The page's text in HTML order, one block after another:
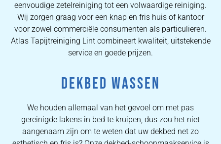
eenvoudige zetelreiniging tot een volwaardige reiniging.
Wij zorgen graag voor een knap en fris huis of kantoor
voor zowel commerciële consumenten als particulieren.
Atlas Tapijtreiniging Lint combineert kwaliteit, uitstekende
service en goede prijzen.
DEKBED WASSEN
We houden allemaal van het gevoel om met pas
gereinigde lakens in bed te kruipen, dus zou het niet
aangenaam zijn om te weten dat uw dekbed net zo